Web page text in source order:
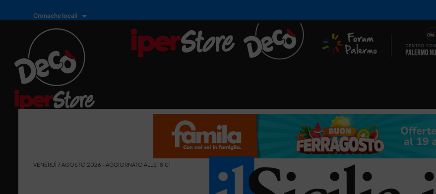
Cronache locali
VENERDÌ 7 AGOSTO 2026 - AGGIORNATO ALLE 18:01